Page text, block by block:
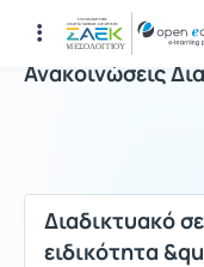
Ανακοινώσεις
Διαδικτυακό
ειδικότητα